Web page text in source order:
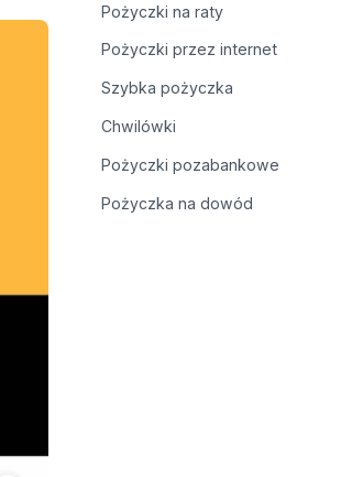
Pożyczki na raty
Pożyczki przez internet
Szybka pożyczka
Chwilówki
Pożyczki pozabankowe
Pożyczka na dowód